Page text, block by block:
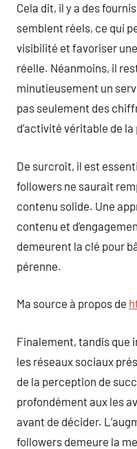
Cela dit, il y a des
semblent réels, ce qui
visibilité et favoriser
réelle. Néanmoins, il
minutieusement un
pas seulement des
d’activité véritable de
De surcroît, il est
followers ne saurait
contenu solide. Une
contenu et
demeurent la clé pour
pérenne.
Ma source à propos de
Finalement, tandis que
les réseaux sociaux
de la perception de
profondément aux les
avant de décider.
followers demeure la